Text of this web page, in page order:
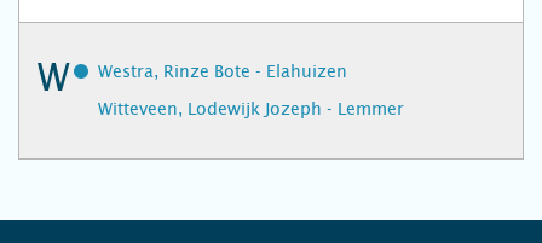
W
Westra, Rinze Bote - Elahuizen
Witteveen, Lodewijk Jozeph - Lemmer